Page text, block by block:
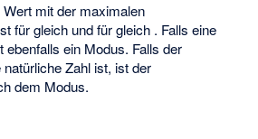
Wert mit der maximalen
fürgleich und fürgleich . Fallseine
ebenfalls ein Modus. Falls der
Zahl ist, ist der
dem Modus.